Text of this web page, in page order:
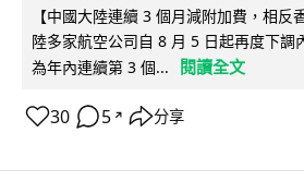
【中國大陸連續 3 個月減附加費，相反
陸多家航空公司自 8 月 5 日起再度下調
為年內連續第 3 個...
閱讀全文
30 5 ↗ 分享